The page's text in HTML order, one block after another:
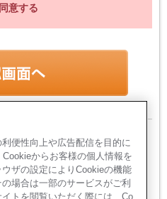
との任意性及び当該情報を与えなかっ
絡・受付、職業紹介関係業務の遂行、
ンペーン・セミナー・イベントの案
めの各種アンケートの依頼、当社に対
）に準拠し、不正アクセス・紛失・破
切に取扱います。
人を特定しないように加工し、統計デ
人を特定できないように加工された統
同意する
様のプライバシー保護のた
ページにおいてSSL暗号化通
す
便性向上や広告配信を目的に
からお客様の個人情報を
ザの設定によりCookieの機能
場合は一部のサービスがご利
トを閲覧いただく際には、Co